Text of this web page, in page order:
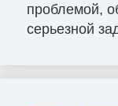
проблемой,
серьезной